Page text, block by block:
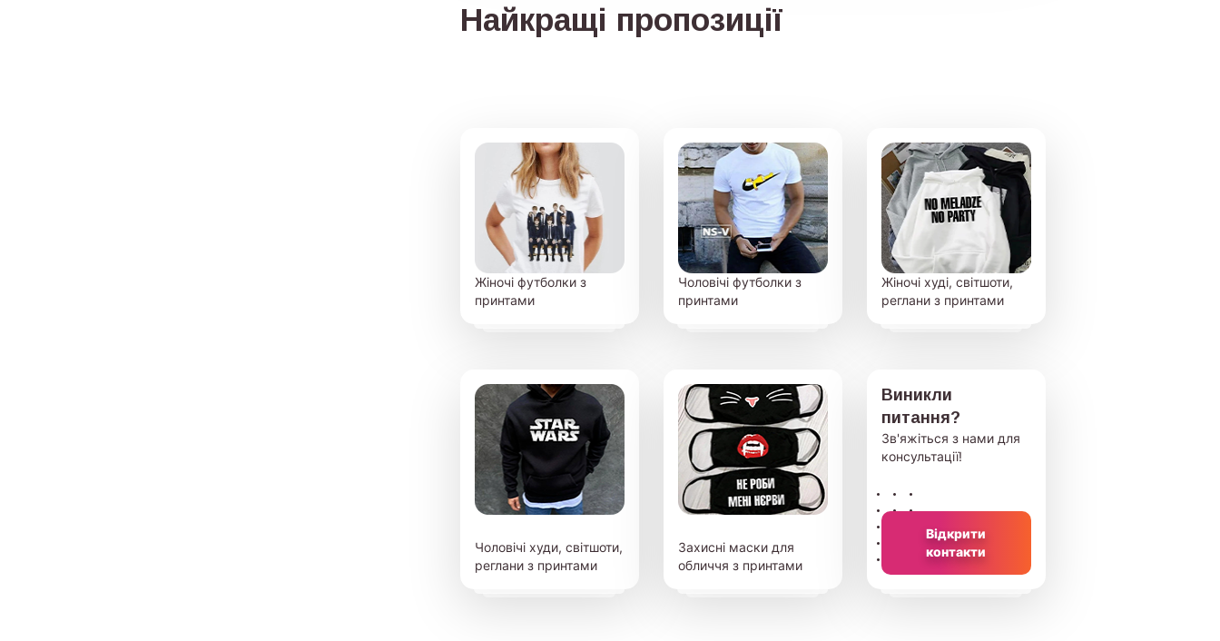
Найкращі пропозиції
Жіночі футболки з
принтами
Чоловічі футболки з
принтами
Жіночі худі, світшоти,
реглани з принтами
Чоловічі худи, світшоти,
реглани з принтами
Захисні маски для
обличчя з принтами
Виникли
питання?
Зв'яжіться з нами для
консультації!
Відкрити
контакти